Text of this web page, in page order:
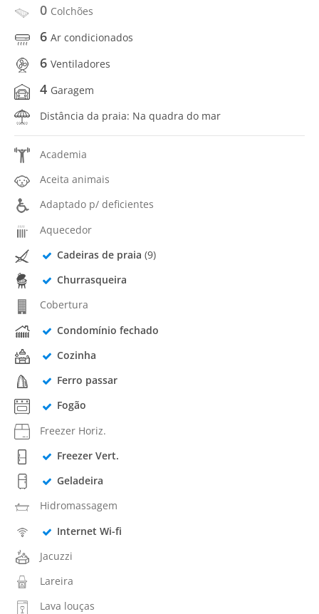
0 Colchões
6 Ar condicionados
6 Ventiladores
4 Garagem
Distância da praia: Na quadra do mar
Academia
Aceita animais
Adaptado p/ deficientes
Aquecedor
Cadeiras de praia (9)
Churrasqueira
Cobertura
Condomínio fechado
Cozinha
Ferro passar
Fogão
Freezer Horiz.
Freezer Vert.
Geladeira
Hidromassagem
Internet Wi-fi
Jacuzzi
Lareira
Lava louças